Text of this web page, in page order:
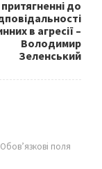
притягненні до
в агресії –
Володимир
Зеленський
Обов’язкові поля